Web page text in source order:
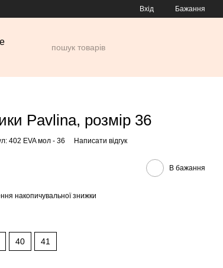
Вхід Бажання
Pavlina, розмір 36
402 EVA мол - 36 Написати відгук
В бажання
накопичувальної знижки
40 41